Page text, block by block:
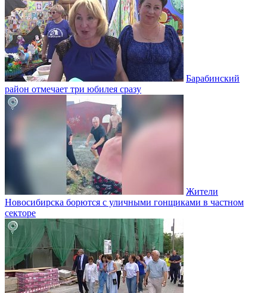
Барабинский
район отмечает три юбилея сразу
Жители
Новосибирска борются с уличными гонщиками в частном
секторе